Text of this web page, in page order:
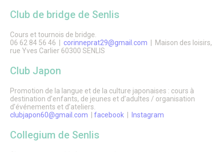
Aire de mise en Valeur de l’Architecture et du Patrimoine
Règlement Local de Publicité
Innover à Senlis avec un projet d’habitat participatif
Énergie & Environnement
Logement
TUS & Transports collectifs
Où se garer à Senlis ?
Travaux & démarches voirie
Démarches voirie
Circulation & Stationnement interdits
particuliers
Club de bridge de Senlis
Cours et tournois de bridge.
06 62 84 56 46 | corinneprat29@gmail.com | Maison des loisirs,
rue Yves Carlier 60300 SENLIS
Club Japon
Promotion de la langue et de la culture japonaises : cours à
destination d’enfants, de jeunes et d’adultes / organisation
d’événements et d’ateliers.
clubjapon60@gmail.com
facebook Instagram
Collegium de Senlis